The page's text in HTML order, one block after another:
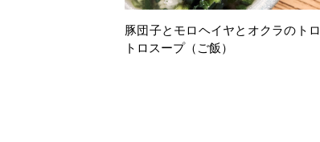
豚団子とモロヘイヤとオクラのトロ
トロスープ（ご飯）